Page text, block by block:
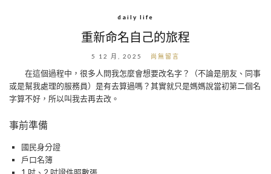
daily life
重新命名自己的旅程
5 12 月, 2025 尚無留言
在這個過程中，很多人問我怎麼會想要改名字？（不論是朋友、同事
或是幫我處理的服務員）是有去算過嗎？其實就只是媽媽說當初第二個名
字算不好，所以叫我去再去改。
事前準備
國民身分證
戶口名簿